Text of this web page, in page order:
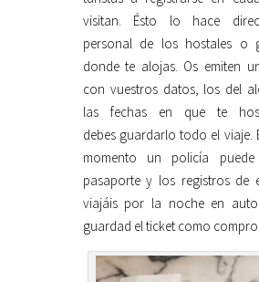
visitan. Ésto lo hace
personal de los hostales o
donde te alojas. Os emiten
con vuestros datos, los del
las fechas en que te
debes guardarlo todo el viaje.
momento un policía
pasaporte y los registros de
viajáis por la noche en
guardad el ticket como